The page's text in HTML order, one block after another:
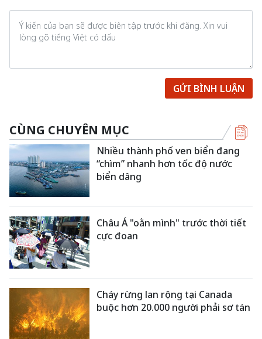
GỬI BÌNH LUẬN
CÙNG CHUYÊN MỤC
Nhiều thành phố ven biển đang
“chìm” nhanh hơn tốc độ nước
biển dâng
Châu Á "oằn mình" trước thời tiết
cực đoan
Cháy rừng lan rộng tại Canada
buộc hơn 20.000 người phải sơ tán